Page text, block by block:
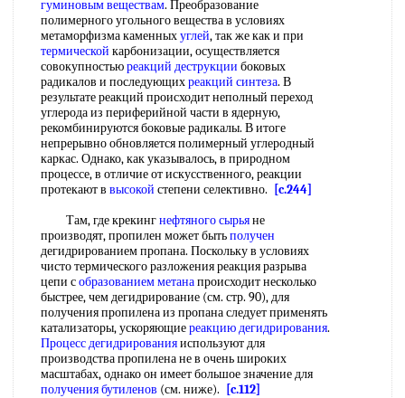
гуминовым веществам. Преобразование
полимерного угольного вещества в условиях
метаморфизма каменныхуглей, так же как и при
термической карбонизации, осуществляется
совокупностьюреакций деструкции боковых
радикалов и последующихреакций синтеза. В
результате реакций происходит неполный переход
углерода из периферийной части в ядерную,
рекомбинируются боковые радикалы. В итоге
непрерывно обновляется полимерный углеродный
каркас. Однако, как указывалось, в природном
процессе, в отличие от искусственного, реакции
протекают в высокой степени селективно.
[c.244]
Там, где крекингнефтяного сырьяне
производят, пропилен может бытьполучен
дегидрированием пропана. Поскольку в условиях
чисто термического разложения реакция разрыва
цепи собразованием метанапроисходит несколько
быстрее, чем дегидрирование (см. стр. 90), для
получения пропилена из пропана следует применять
катализаторы, ускоряющиереакцию дегидрирования.
Процесс дегидрированияиспользуют для
производства пропилена не в очень широких
масштабах, однако он имеет большое значение для
получения бутиленов (см. ниже).
[c.112]